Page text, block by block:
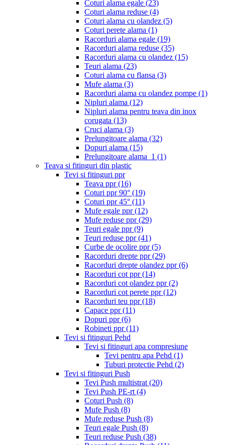
Coturi alama egale (23)
Coturi alama reduse (4)
Coturi alama cu olandez (5)
Coturi perete alama (1)
Racorduri alama egale (19)
Racorduri alama reduse (35)
Racorduri alama cu olandez (15)
Teuri alama (23)
Coturi alama cu flansa (3)
Mufe alama (3)
Racorduri alama cu olandez pompe (1)
Nipluri alama (12)
Nipluri alama pentru teava din inox
corugata (13)
Cruci alama (3)
Prelungitoare alama (32)
Dopuri alama (15)
Prelungitoare alama_1 (1)
Teava si fitinguri din plastic
Tevi si fitinguri ppr
Teava ppr(16)
Coturi ppr 90° (19)
Coturi ppr 45° (11)
Mufe egale ppr(12)
Mufe reduse ppr(29)
Teuri egale ppr(9)
Teuri reduse ppr(41)
Curbe de ocolire ppr(5)
Racorduri drepte ppr(29)
Racorduri drepte olandez ppr(6)
Racorduri cot ppr(14)
Racorduri cot olandez ppr(2)
Racorduri cot perete ppr(12)
Racorduri teu ppr(18)
Capace ppr(11)
Dopuri ppr(6)
Robineti ppr(11)
Tevi si fitinguri Pehd
Tevi si fitinguri apa compresiune
Tevi pentru apa Pehd (1)
Tuburi protectie Pehd (2)
Tevi si fitinguri Push
Tevi Push multistrat (20)
Tevi Push PE-rt (4)
Coturi Push (8)
Mufe Push (8)
Mufe reduse Push (8)
Teuri egale Push (8)
Teuri reduse Push (38)